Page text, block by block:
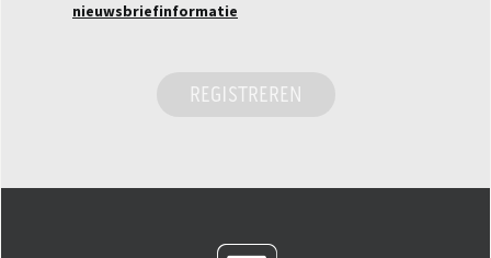
nieuwsbriefinformatie
REGISTREREN